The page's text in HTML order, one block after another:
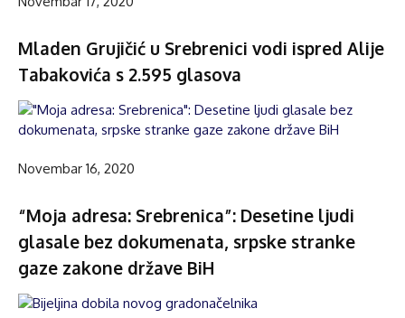
Mladen Grujičić u Srebrenici vodi ispred Alije
Tabakovića s 2.595 glasova
Novembar 16, 2020
“Moja adresa: Srebrenica”: Desetine ljudi
glasale bez dokumenata, srpske stranke
gaze zakone države BiH